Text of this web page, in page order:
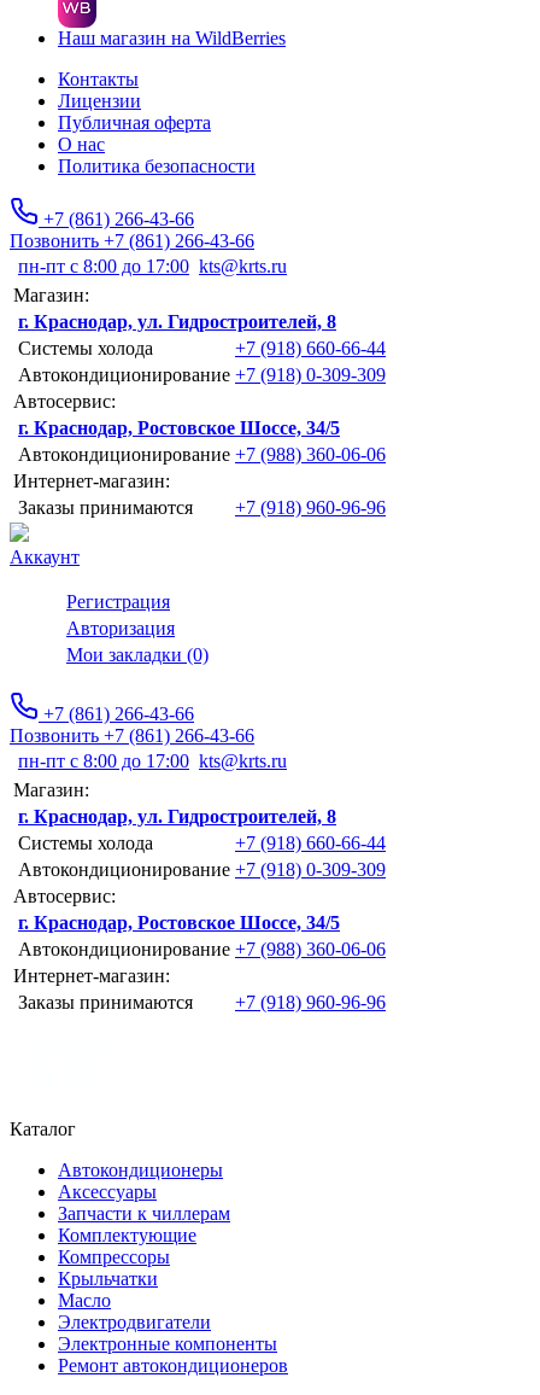
Наш магазин на WildBerries
Контакты
Лицензии
Публичная оферта
О нас
Политика безопасности
+7 (861) 266-43-66
Позвонить +7 (861) 266-43-66
пн-пт с 8:00 до 17:00 kts@krts.ru
Магазин:
г. Краснодар, ул. Гидростроителей, 8
Системы холода
+7 (918) 660-66-44
Автокондиционирование +7 (918) 0-309-309
Автосервис:
г. Краснодар, Ростовское Шоссе, 34/5
Автокондиционирование +7 (988) 360-06-06
Интернет-магазин:
Заказы принимаются
+7 (918) 960-96-96
Аккаунт
Регистрация
Авторизация
Мои закладки (0)
+7 (861) 266-43-66
Позвонить +7 (861) 266-43-66
пн-пт с 8:00 до 17:00 kts@krts.ru
Магазин:
г. Краснодар, ул. Гидростроителей, 8
Системы холода
+7 (918) 660-66-44
Автокондиционирование +7 (918) 0-309-309
Автосервис:
г. Краснодар, Ростовское Шоссе, 34/5
Автокондиционирование +7 (988) 360-06-06
Интернет-магазин:
Заказы принимаются
+7 (918) 960-96-96
Каталог
Автокондиционеры
Аксессуары
Запчасти к чиллерам
Комплектующие
Компрессоры
Крыльчатки
Масло
Электродвигатели
Электронные компоненты
Ремонт автокондиционеров